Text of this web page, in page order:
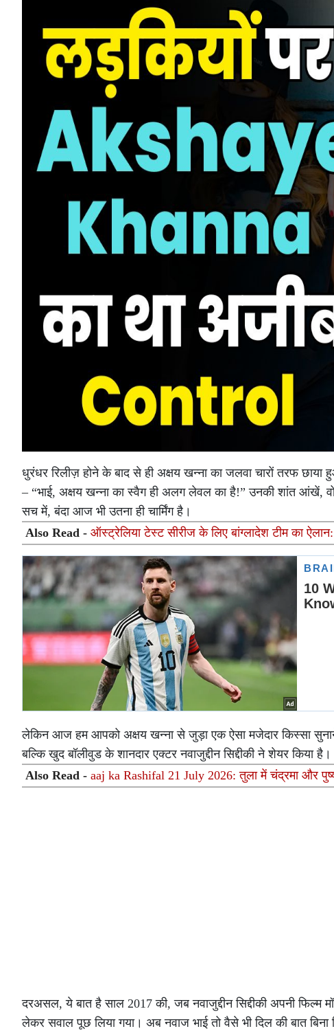
धुरंधर रिलीज़ होने के बाद से ही अक्षय खन्ना का जलवा चारों तरफ
– “भाई, अक्षय खन्ना का स्वैग ही अलग लेवल का है!” उनकी शांत आंखें,
सच में, बंदा आज भी उतना ही चार्मिंग है।
Also Read - ऑस्ट्रेलिया टेस्ट सीरीज के लिए बांग्लादेश टीम का
लेकिन आज हम आपको अक्षय खन्ना से जुड़ा एक ऐसा मजेदार किस्सा
बल्कि खुद बॉलीवुड के शानदार एक्टर नवाजुद्दीन सिद्दीकी ने शेयर किया
Also Read - aaj ka Rashifal 21 July 2026: तुला में चंद्रमा और
दरअसल, ये बात है साल 2017 की, जब नवाजुद्दीन सिद्दीकी अपनी
लेकर सवाल पूछ लिया गया। अब नवाज भाई तो वैसे भी दिल की बात